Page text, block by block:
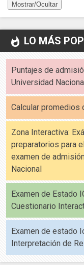
Mostrar/Ocultar
whatshot LO MÁS
Puntajes de
Universidad
Calcular promedios
Zona Interactiva:
preparatorios para
examen de
Nacional
Examen de Estado
Cuestionario
Examen de estado
Interpretación de